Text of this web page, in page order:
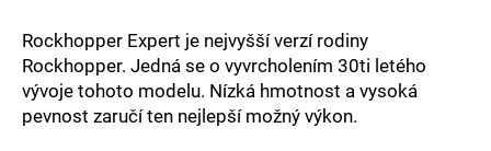
Rockhopper Expert je nejvyšší verzí rodiny
Rockhopper. Jedná se o vyvrcholením 30ti letého
vývoje tohoto modelu. Nízká hmotnost a vysoká
pevnost zaručí ten nejlepší možný výkon.
D
o